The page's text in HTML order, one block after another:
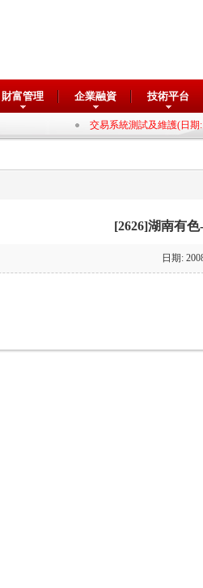
財富管理 企業融資 技術平台
交易系統測試及維護(日期:
[2626]湖南有
日期: